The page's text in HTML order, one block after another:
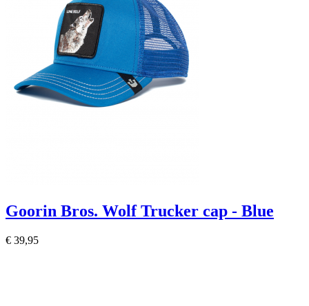
Goorin Bros. Wolf Trucker cap - Blue
€ 39,95